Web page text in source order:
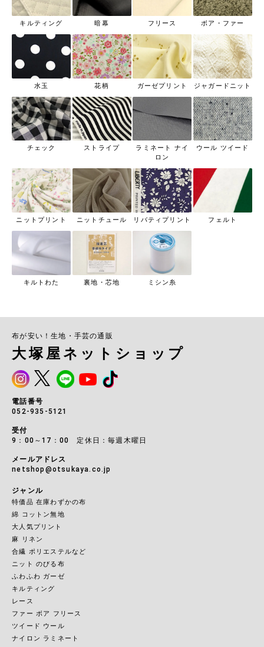
キルティング 暗幕 フリース ボア・ファー
水玉 花柄 ガーゼプリント ジャガードニット
チェック ストライプ
ラミネート ナイ
ロン
ウール ツイード
ニットプリント ニットチュール リバティプリント フェルト
キルトわた 裏地・芯地 ミシン糸
布が安い！生地・手芸の通販
大塚屋ネットショップ
電話番号
052-935-5121
受付
9：00～17：00 定休日：毎週木曜日
メールアドレス
netshop@otsukaya.co.jp
ジャンル
特価品 在庫わずかの布
綿 コットン無地
大人気プリント
麻 リネン
合繊 ポリエステルなど
ニット のびる布
ふわふわ ガーゼ
キルティング
レース
ファー ボア フリース
ツイード ウール
ナイロン ラミネート